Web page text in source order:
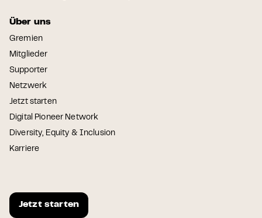
Über uns
Gremien
Mitglieder
Supporter
Netzwerk
Jetzt starten
Digital Pioneer Network
Diversity, Equity & Inclusion
Karriere
Jetzt starten